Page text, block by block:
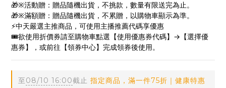
🎁※活動贈：贈品隨機出貨，不挑款，數量有限送完為止。
🎁※滿額贈：贈品隨機出貨，不累贈，以購物車顯示為準。
⚡中天嚴選主推商品，可使用主播推薦代碼享優惠
🎟️欲使用折價券請至購物車點選【使用優惠券代碼】→【選擇優
惠券】，或前往【領券中心】完成領券後使用。
至08/10 16:00截止 指定商品，滿一件75折｜健康特惠